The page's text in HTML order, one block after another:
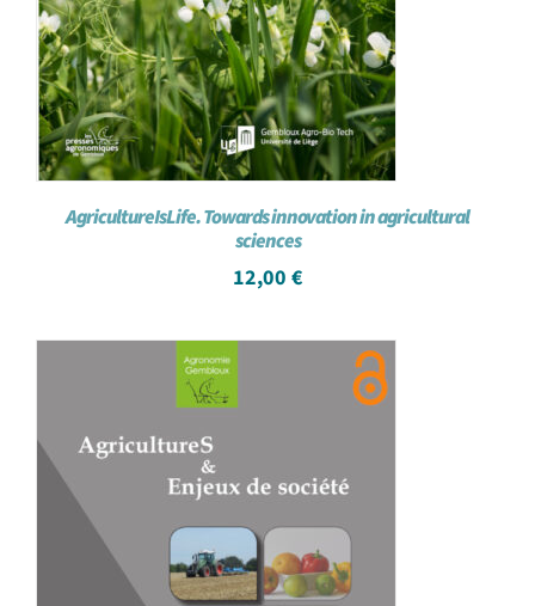
AgricultureIsLife. Towards innovation in agricultural
sciences
12,00 €